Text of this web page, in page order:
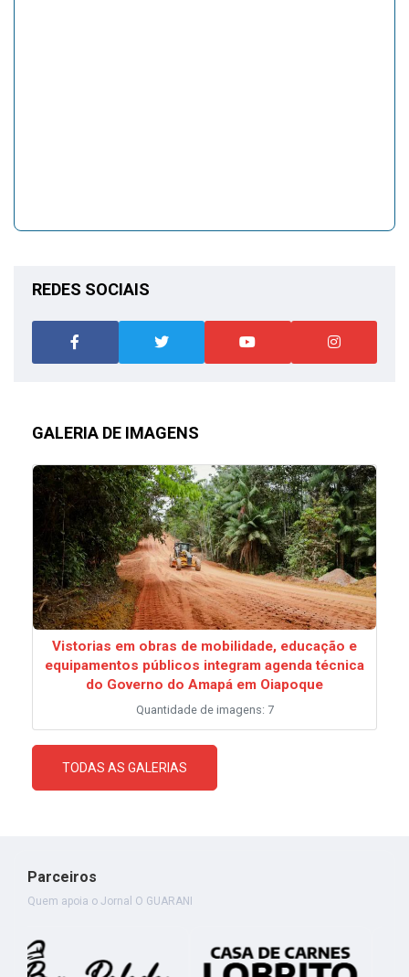
REDES SOCIAIS
GALERIA DE IMAGENS
Vistorias em obras de mobilidade, educação e
equipamentos públicos integram agenda técnica
do Governo do Amapá em Oiapoque
Quantidade de imagens: 7
TODAS AS GALERIAS
Parceiros
Quem apoia o Jornal O GUARANI